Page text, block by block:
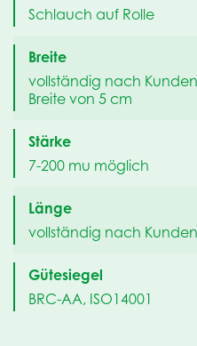
Schlauch auf Rolle
Breite
vollständig nach
Breite von 5 cm
Stärke
7-200 mu möglich
Länge
vollständig nach
Gütesiegel
BRC-AA, ISO14001